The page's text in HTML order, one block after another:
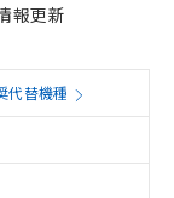
報更新
代替機種